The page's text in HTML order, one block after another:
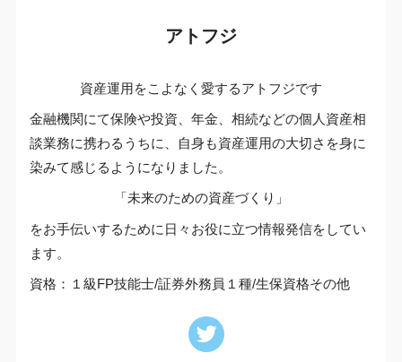
アトフジ
資産運用をこよなく愛するアトフジです
金融機関にて保険や投資、年金、相続などの個人資産相
談業務に携わるうちに、自身も資産運用の大切さを身に
染みて感じるようになりました。
「未来のための資産づくり」
をお手伝いするために日々お役に立つ情報発信をしてい
ます。
資格：１級FP技能士/証券外務員１種/生保資格その他